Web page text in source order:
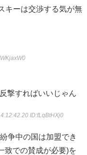
キーは交渉する気が無
撃すればいいじゃん
ID:fLqBtHXj0
争中の国は加盟でき
致での賛成が必要)を